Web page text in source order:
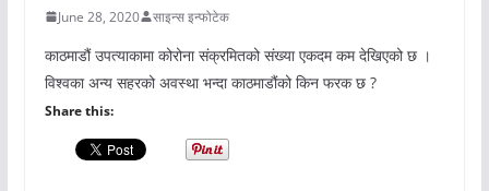
June 28, 2020 साइन्स इन्फोटेक
काठमाडौं उपत्याकामा कोरोना संक्रमितको संख्या एकदम कम देखिएको छ ।
विश्वका अन्य सहरको अवस्था भन्दा काठमाडौंको किन फरक छ ?
Share this: